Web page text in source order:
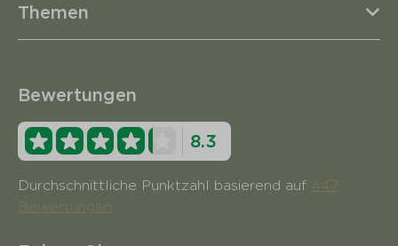
Themen
Bewertungen
8.3
Durchschnittliche Punktzahl basierend auf 447
Bewertungen